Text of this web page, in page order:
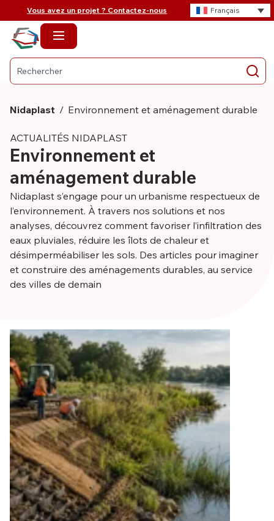
Vous avez un projet ? Contactez-nous Français
Nidaplast / Environnement et aménagement durable
ACTUALITÉS NIDAPLAST
Environnement et
aménagement durable
Nidaplast s’engage pour un urbanisme respectueux de
l’environnement. À travers nos solutions et nos
analyses, découvrez comment favoriser l’infiltration des
eaux pluviales, réduire les îlots de chaleur et
désimperméabiliser les sols. Des articles pour imaginer
et construire des aménagements durables, au service
des villes de demain